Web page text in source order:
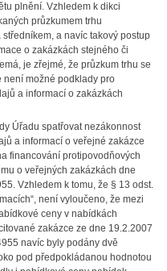
plnění. Vzhledem k dikci
průzkumem trhu
a navíc takový postup
o zakázkách stejného či
je zřejmé, že průzkum trhu se
není možné podklady pro
a informací o zakázkách
Úřadu spatřovat nezákonnost
a informací o veřejné zakázce
financování protipovodňových
o veřejných zakázkách dne
Vzhledem k tomu, že § 13 odst.
není vyloučeno, že mezi
ceny v nabídkách
zakázce ze dne 19.2.2007
navíc byly podány dvě
pod předpokládanou hodnotou